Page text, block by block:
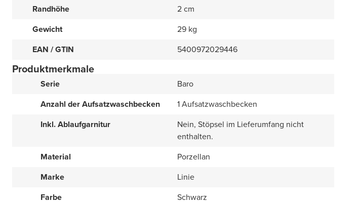
Randhöhe
2 cm
Gewicht
29 kg
EAN / GTIN
5400972029446
Produktmerkmale
Serie
Baro
Anzahl der Aufsatzwaschbecken
1 Aufsatzwaschbecken
Inkl. Ablaufgarnitur
Nein, Stöpsel im Lieferumfang nicht
enthalten.
Material
Porzellan
Marke
Linie
Farbe
Schwarz